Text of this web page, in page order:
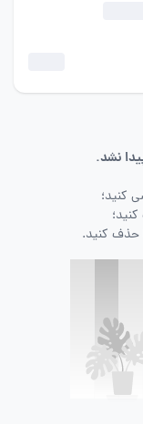
نشد.
کنید؛
حذف کنید.